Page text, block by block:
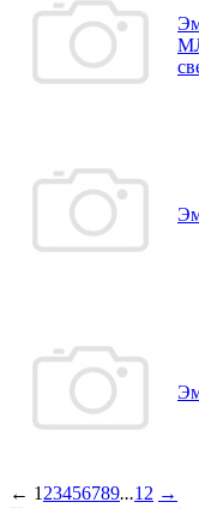
← 123456789...12 →